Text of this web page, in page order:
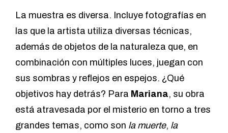
La muestra es diversa. Incluye fotografías en
las que la artista utiliza diversas técnicas,
además de objetos de la naturaleza que, en
combinación con múltiples luces, juegan con
sus sombras y reflejos en espejos. ¿Qué
objetivos hay detrás? Para Mariana, su obra
está atravesada por el misterio en torno a tres
grandes temas, como son la muerte, la